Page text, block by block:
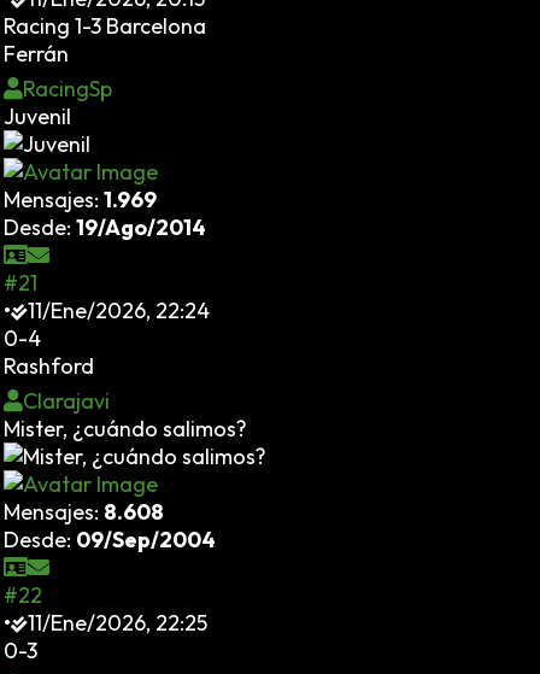
Racing 1-3 Barcelona
Ferrán
RacingSp
Juvenil
Mensajes: 1.969
Desde: 19/Ago/2014
#21
•
11/Ene/2026, 22:24
0-4
Rashford
Clarajavi
Mister, ¿cuándo salimos?
Mensajes: 8.608
Desde: 09/Sep/2004
#22
•
11/Ene/2026, 22:25
0-3